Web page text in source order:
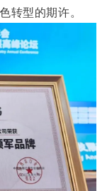
转型的期许。